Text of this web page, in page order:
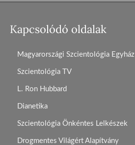
Kapcsolódó oldalak
Magyarországi Szcientológia Egyház
Szcientológia TV
L. Ron Hubbard
Dianetika
Szcientológia Önkéntes Lelkészek
Drogmentes Világért Alapítvány